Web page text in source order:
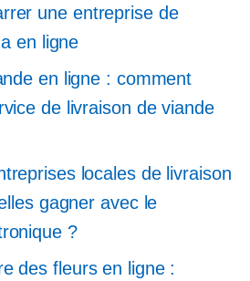
une entreprise de
en ligne
en ligne : comment
de livraison de viande
locales de livraison
gagner avec le
?
des fleurs en ligne :